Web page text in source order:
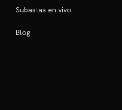
Subastas en vivo
Blog